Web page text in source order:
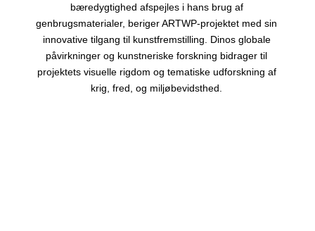
bæredygtighed afspejles i hans brug af
genbrugsmaterialer, beriger ARTWP-projektet med sin
innovative tilgang til kunstfremstilling. Dinos globale
påvirkninger og kunstneriske forskning bidrager til
projektets visuelle rigdom og tematiske udforskning af
krig, fred, og miljøbevidsthed.